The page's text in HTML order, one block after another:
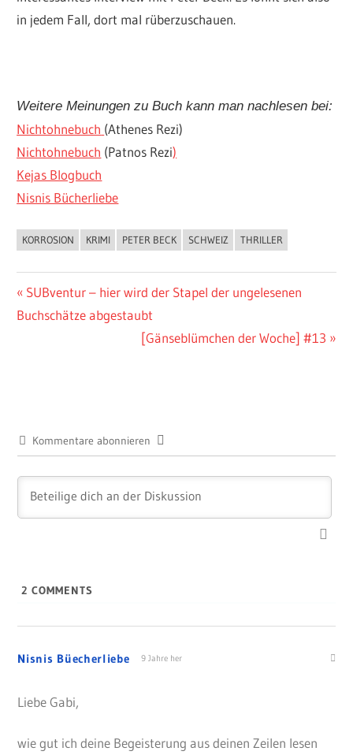
in jedem Fall, dort mal rüberzuschauen.
Weitere Meinungen zu Buch kann man nachlesen bei:
Nichtohnebuch (Athenes Rezi)
Nichtohnebuch (Patnos Rezi)
Kejas Blogbuch
Nisnis Bücherliebe
BUCHIGES
KORROSION KRIMI PETER BECK SCHWEIZ THRILLER
Beitragsnavigation
Vorheriger
Beitrag:
SUBventur – hier wird der Stapel der ungelesenen
Buchschätze abgestaubt
Nächster
[Gänseblümchen der Woche] #13
Kommentare abonnieren
2 COMMENTS
Nisnis Büecherliebe 9 Jahre her
Liebe Gabi,
wie gut ich deine Begeisterung aus deinen Zeilen lesen